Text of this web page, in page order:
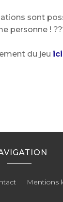
sont
personne !
du jeu ici
Mentions